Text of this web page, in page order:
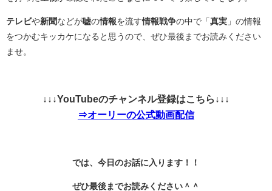
テレビや新聞などが嘘の情報を流す情報戦争の中で「真実 」の情報
をつかむキッカケになると思うので、ぜひ最後までお読みください
ませ。
↓↓↓YouTubeのチャンネル登録はこちら↓↓↓
⇒オーリーの公式動画配信
では、今日のお話に入ります！！
ぜひ最後までお読みください＾＾